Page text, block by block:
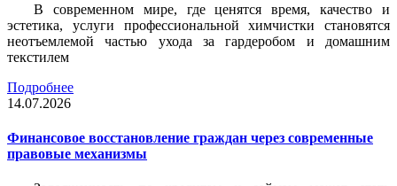
В современном мире, где ценятся время, качество и
эстетика, услуги профессиональной химчистки становятся
неотъемлемой частью ухода за гардеробом и домашним
текстилем
Подробнее
14.07.2026
Финансовое восстановление граждан через современные
правовые механизмы